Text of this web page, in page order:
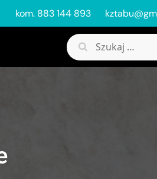
kom. 883 144 893
Szukaj: